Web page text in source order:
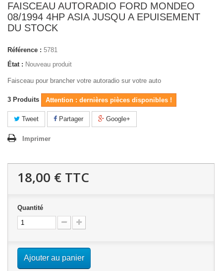
FAISCEAU AUTORADIO FORD MONDEO
08/1994 4HP ASIA JUSQU A EPUISEMENT
DU STOCK
Référence : 5781
État : Nouveau produit
Faisceau pour brancher votre autoradio sur votre auto
3 Produits Attention : dernières pièces disponibles !
Tweet Partager Google+
Imprimer
18,00 € TTC
Quantité
Ajouter au panier